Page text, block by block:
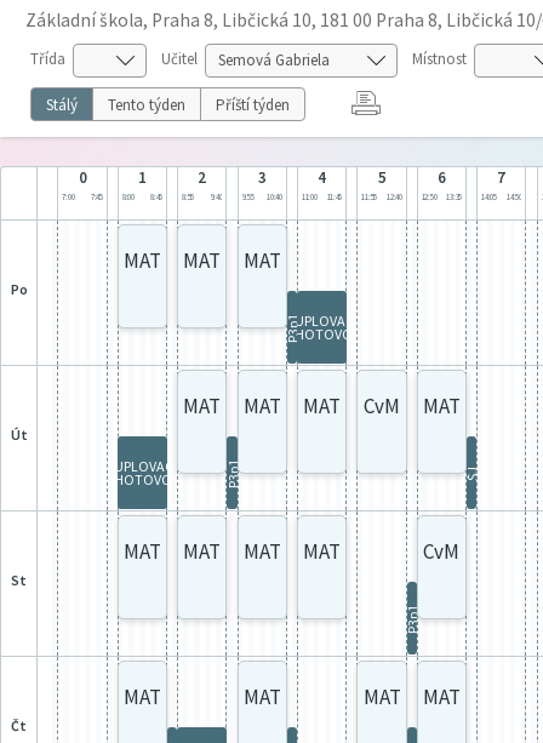
Základní škola, Praha 8, Libčická 10, 181 00 Praha 8, Libčická
Třída Učitel Místnost
Stálý Tento týden Příští týden
0
7:00 7:45
1
8:00 8:45
2
8:55 9:40
3
9:55 10:40
4
11:00 11:45
5
11:55 12:40
6
12:50 13:35
7
14:05 14:50
po
MAT MAT MAT
P3p1
SUPLOVACÍ
POHOTOVOST
út
MAT MAT MAT CvM MAT
P3p1 ŠJ
SUPLOVACÍ
POHOTOVOST
st
MAT MAT MAT MAT CvM
P3p1
čt
MAT MAT MAT MAT